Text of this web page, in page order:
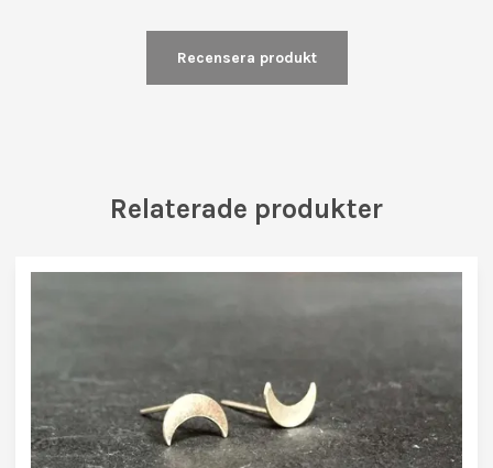
Recensera produkt
Relaterade produkter